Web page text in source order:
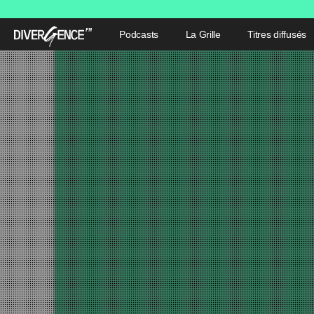
Podcasts La Grille Titres diffusés